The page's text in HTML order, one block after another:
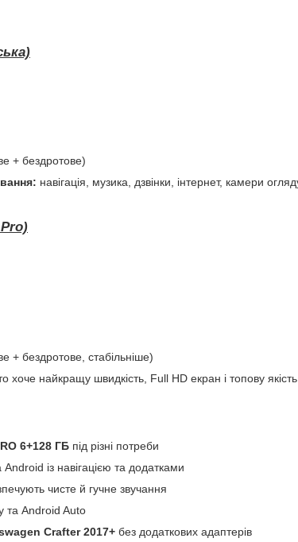
+ бездротове)
навігація, музика, дзвінки, інтернет, камери
+ бездротове, стабільніше)
хоче найкращу швидкість, Full HD екран і топову якість
6+128 ГБ під різні потреби
із навігацією та додатками
чисте й гучне звучання
та Android Auto
Crafter 2017+ без додаткових адаптерів